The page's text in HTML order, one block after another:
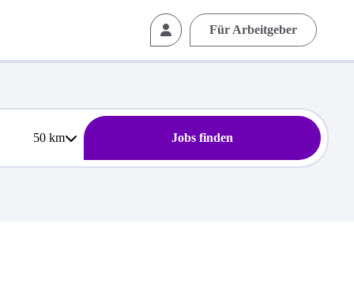
Für Arbeitgeber
50km Jobs finden